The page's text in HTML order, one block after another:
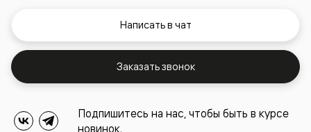
Написать в чат
Заказать звонок
Подпишитесь на нас, чтобы быть в курсе
новинок.